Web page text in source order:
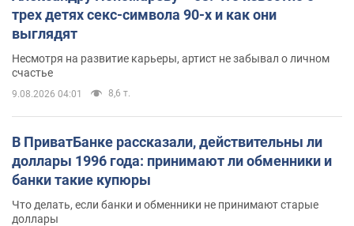
трех детях секс-символа 90-х и как они
выглядят
Несмотря на развитие карьеры, артист не забывал о личном
счастье
9.08.2026 04:01 8,6 т.
В ПриватБанке рассказали, действительны ли
доллары 1996 года: принимают ли обменники и
банки такие купюры
Что делать, если банки и обменники не принимают старые
доллары